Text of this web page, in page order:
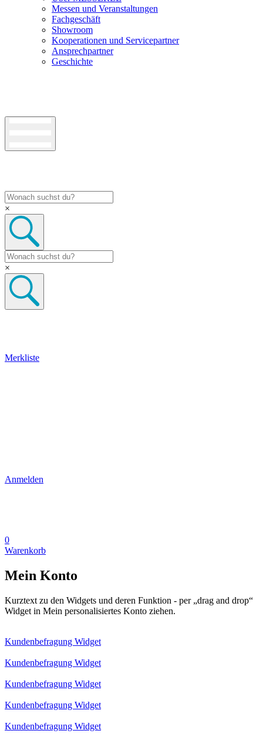
Messen und Veranstaltungen
Fachgeschäft
Showroom
Kooperationen und Servicepartner
Ansprechpartner
Geschichte
×
×
Merkliste
Anmelden
0
Warenkorb
Mein Konto
Kurztext zu den Widgets und deren Funktion - per „drag and drop“
Widget in Mein personalisiertes Konto ziehen.
Kundenbefragung Widget
Kundenbefragung Widget
Kundenbefragung Widget
Kundenbefragung Widget
Kundenbefragung Widget